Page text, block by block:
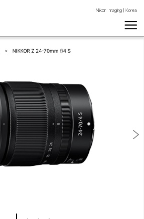
Nikon Imaging | Korea
NIKKOR Z 24-70mm f/4 S